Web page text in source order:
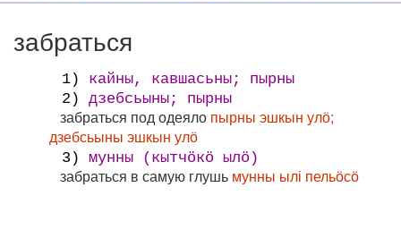
забраться
1)
кайны, кавшасьны; пырны
2)
дзебсьыны; пырны
забраться под одеяло пырны эшкын улӧ;
дзебсьыны эшкын улӧ
3) мунны (кытчӧкӧ ылӧ)
забраться в самую глушь мунны ылі пельӧсӧ